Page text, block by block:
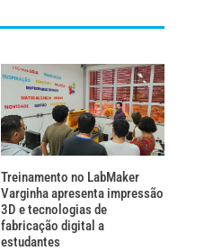
Treinamento no LabMaker
Varginha apresenta impressão
3D e tecnologias de
fabricação digital a
estudantes